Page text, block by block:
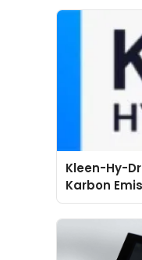
Kleen-Hy-
Karbon
Isıtma
TSSA